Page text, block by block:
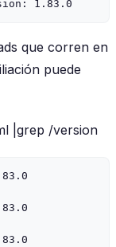
que corren en
puede
|grep /version